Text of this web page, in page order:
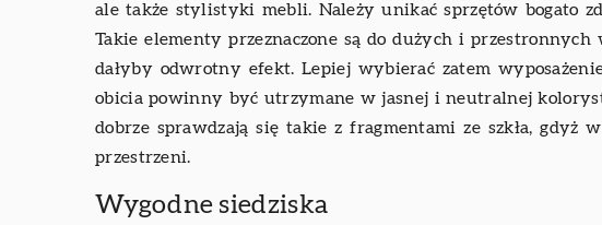
ale także stylistyki mebli. Należy unikać sprzętów bogato
Takie elementy przeznaczone są do dużych i
dałyby odwrotny efekt. Lepiej wybierać zatem
obicia powinny być utrzymane w jasnej i neutralnej
dobrze sprawdzają się takie z fragmentami ze szkła, gdyż
przestrzeni.
Wygodne siedziska